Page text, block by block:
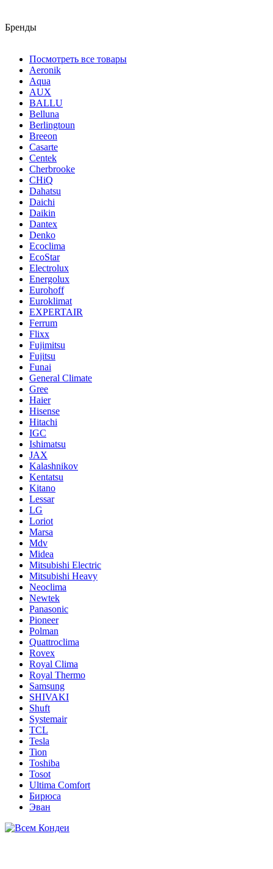
Бренды
Посмотреть все товары
Aeronik
Aqua
AUX
BALLU
Belluna
Berlingtoun
Breeon
Casarte
Centek
Cherbrooke
CHiQ
Dahatsu
Daichi
Daikin
Dantex
Denko
Ecoclima
EcoStar
Electrolux
Energolux
Eurohoff
Euroklimat
EXPERTAIR
Ferrum
Flixx
Fujimitsu
Fujitsu
Funai
General Climate
Gree
Haier
Hisense
Hitachi
IGC
Ishimatsu
JAX
Kalashnikov
Kentatsu
Kitano
Lessar
LG
Loriot
Marsa
Mdv
Midea
Mitsubishi Electric
Mitsubishi Heavy
Neoclima
Newtek
Panasonic
Pioneer
Polman
Quattroclima
Rovex
Royal Clima
Royal Thermo
Samsung
SHIVAKI
Shuft
Systemair
TCL
Tesla
Tion
Toshiba
Tosot
Ultima Comfort
Бирюса
Эван